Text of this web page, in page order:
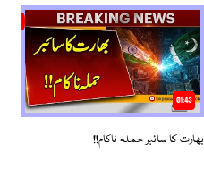
01:43
بھارت کا سائبر حملہ ناکام!!